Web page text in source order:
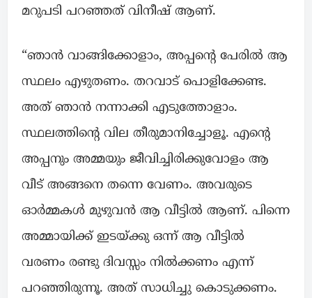
മറുപടി പറഞ്ഞത് വിനീഷ് ആണ്.
“ഞാൻ വാങ്ങിക്കോളാം, അപ്പൻ്റെ പേരിൽ ആ
സ്ഥലം എഴുതണം. തറവാട് പൊളിക്കേണ്ട.
അത് ഞാൻ നന്നാക്കി എടുത്തോളാം.
സ്ഥലത്തിൻ്റെ വില തീരുമാനിച്ചോളൂ. എൻ്റെ
അപ്പനും അമ്മയും ജീവിച്ചിരിക്കുവോളം ആ
വീട് അങ്ങനെ തന്നെ വേണം. അവരുടെ
ഓർമ്മകൾ മുഴുവൻ ആ വീട്ടിൽ ആണ്. പിന്നെ
അമ്മായിക്ക് ഇടയ്ക്കു ഒന്ന് ആ വീട്ടിൽ
വരണം രണ്ടു ദിവസ്സം നിൽക്കണം എന്ന്
പറഞ്ഞിരുന്നൂ. അത് സാധിച്ചു കൊടുക്കണം.